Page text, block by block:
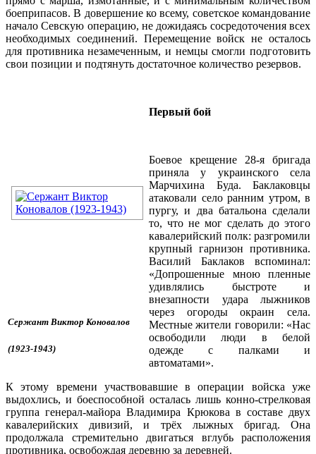
боеприпасов. В довершение ко всему, советское командование
начало Севскую операцию, не дожидаясь сосредоточения всех
необходимых соединений. Перемещение войск не осталось
для противника незамеченным, и немцы смогли подготовить
свои позиции и подтянуть достаточное количество резервов.
Сержант Виктор Коновалов
(1923-1943)
Первый бой
Боевое крещение 28-я бригада
приняла у украинского села
Марчихина Буда. Баклаковцы
атаковали село ранним утром, в
пургу, и два батальона сделали
то, что не мог сделать до этого
кавалерийский полк: разгромили
крупный гарнизон противника.
Василий Баклаков вспоминал:
«Допрошенные мною пленные
удивлялись быстроте и
внезапности удара лыжников
через огороды окраин села.
Местные жители говорили: «Нас
освободили люди в белой
одежде с палками и
автоматами».
К этому времени участвовавшие в операции войска уже
выдохлись, и боеспособной осталась лишь конно-стрелковая
группа генерал-майора Владимира Крюкова в составе двух
кавалерийских дивизий, и трёх лыжных бригад. Она
продолжала стремительно двигаться вглубь расположения
противника, освобождая деревню за деревней.